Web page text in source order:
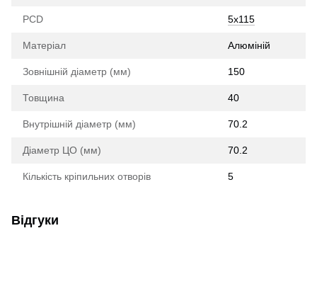
PCD 5x115
Матеріал Алюміній
Зовнішній діаметр (мм) 150
Товщина 40
Внутрішній діаметр (мм) 70.2
Діаметр ЦО (мм) 70.2
Кількість кріпильних отворів 5
Відгуки